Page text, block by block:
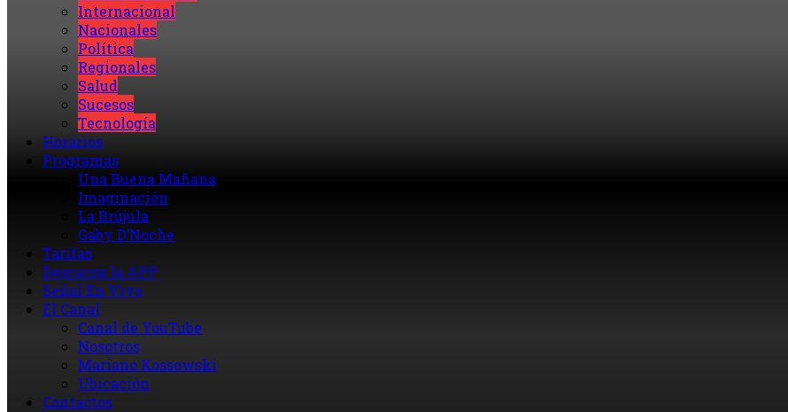
Internacional
Nacionales
Política
Regionales
Salud
Sucesos
Tecnología
Horarios
Programas
Una Buena Mañana
Imaginación
La Brújula
Gaby D’Noche
Tarifas
Descarga la APP
Señal En Vivo
El Canal
Canal de YouTube
Nosotros
Mariano Kossowski
Ubicación
Contactos